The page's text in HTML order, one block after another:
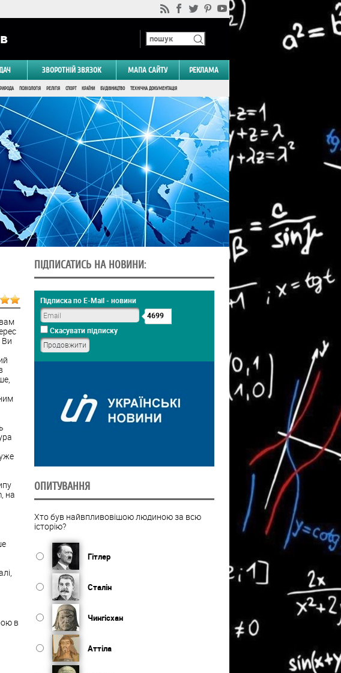
ЗВОРОТНІЙ ЗВЯЗОК МАПА САЙТУ РЕКЛАМА
ПСИХОЛОГІЯ РЕЛІГІЯ СПОРТ КРАЇНИ БУДІВНИЦТВО ТЕХНІЧНА ДОКУМЕНТАЦІЯ
Ви
на
в
ПІДПИСАТИСЬ НА НОВИНИ:
Підписка по E-Mail - новини
4699
Скасувати підписку
ОПИТУВАННЯ
Хто був найвпливовішою людиною за всю
історію?
Гітлер
Сталін
Чингісхан
Аттіла